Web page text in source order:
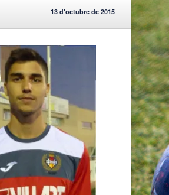
13 d'octubre de 2015